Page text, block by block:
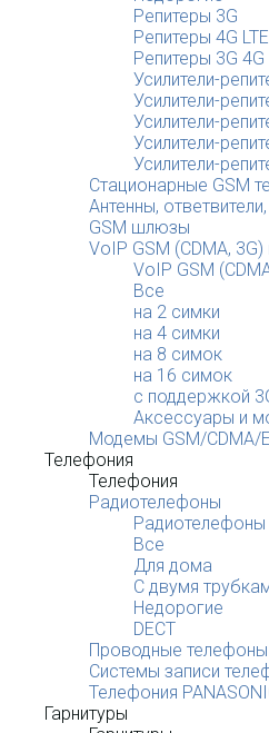
Репитеры 3G
Репитеры 4G LTE
Репитеры 3G
Усилители-
Усилители-
Усилители-
Усилители-
Усилители-
Стационарные GSM
Антенны,
GSM шлюзы
VoIP GSM (CDMA,
VoIP GSM
Все
на 2 симки
на 4 симки
на 8 симок
на 16 симок
с поддержкой
Аксессуары и
Модемы GSM/CDMA/
Телефония
Телефония
Радиотелефоны
Радиотелефоны
Все
Для дома
С двумя
Недорогие
DECT
Проводные телефоны
Системы записи
Телефония
Гарнитуры